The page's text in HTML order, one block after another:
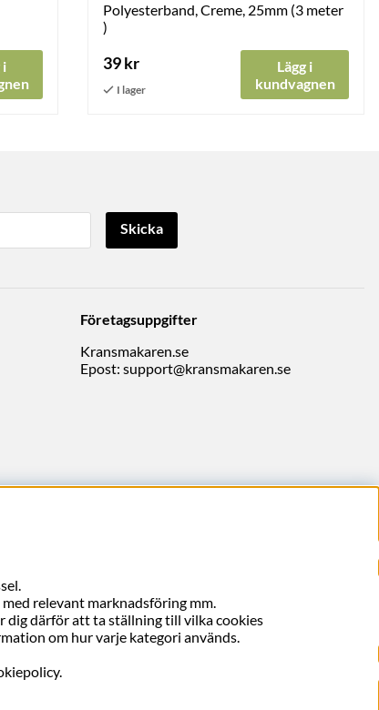
i
Polyesterband, Creme, 25mm (3 meter
)
39 kr
Lägg i
kundvagnen
Skicka
Företagsuppgifter
Kransmakaren.se
Epost: support@kransmakaren.se
relevant marknadsföring mm.
dig därför att ta ställning till vilka cookies
om hur varje kategori används.